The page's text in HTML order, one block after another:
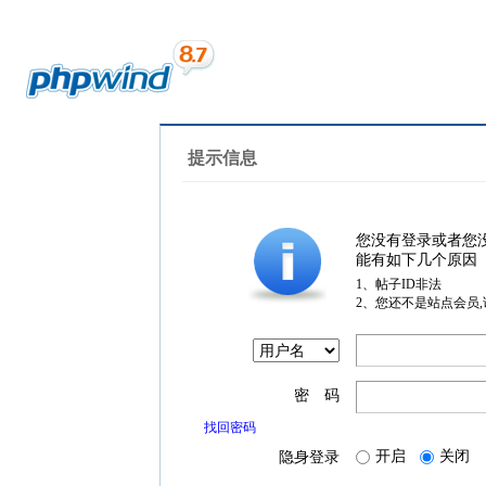
提示信息
您没有登录或者您
能有如下几个原因
1、帖子ID非法
2、您还不是站点会员
密 码
找回密码
隐身登录 开启 关闭